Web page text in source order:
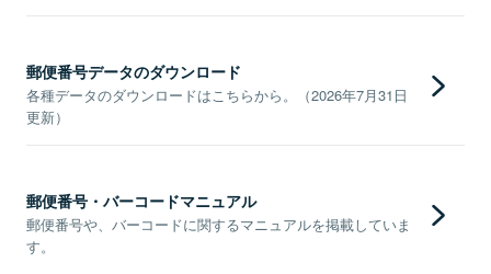
郵便番号データのダウンロード
各種データのダウンロードはこちらから。（2026年7月31日
更新）
郵便番号・バーコードマニュアル
郵便番号や、バーコードに関するマニュアルを掲載していま
す。